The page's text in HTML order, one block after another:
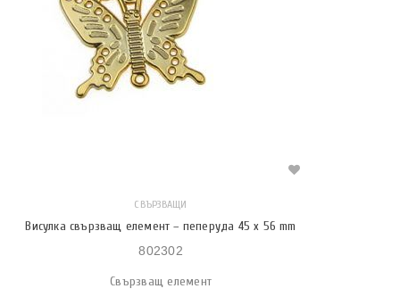
СВЪРЗВАЩИ
Висулка свързващ елемент – пеперуда 45 х 56 mm
802302
Свързващ елемент